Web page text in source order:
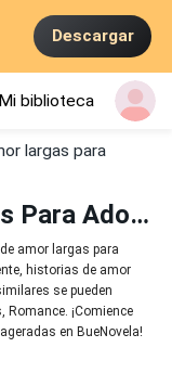
Descargar
Mi biblioteca
largas para
Historias De Amor Largas Para Adolescentes
amor largas para
historias de amor
se pueden
¡Comience
en BueNovela!